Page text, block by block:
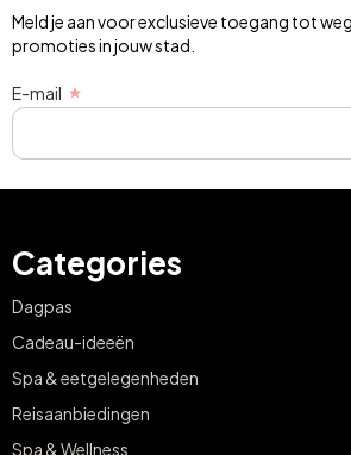
Meld je aan voor exclusieve toegang tot
promoties in jouw stad.
E-mail
Categories
Dagpas
Cadeau-ideeën
Spa & eetgelegenheden
Reisaanbiedingen
Spa & Wellness